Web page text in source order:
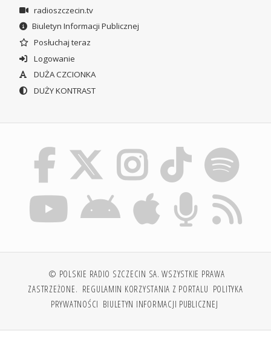
radioszczecin.tv
Biuletyn Informacji Publicznej
Posłuchaj teraz
Logowanie
DUŻA CZCIONKA
DUŻY KONTRAST
© POLSKIE RADIO SZCZECIN SA. WSZYSTKIE PRAWA
ZASTRZEŻONE. REGULAMIN KORZYSTANIA Z PORTALU POLITYKA
PRYWATNOŚCI BIULETYN INFORMACJI PUBLICZNEJ